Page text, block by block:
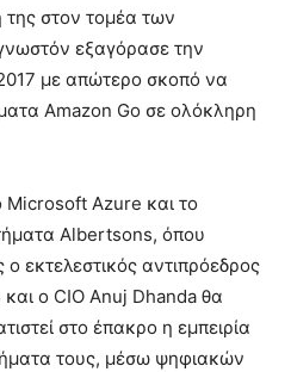
της στον τομέα των
εξαγόρασε την
με απώτερο σκοπό να
Amazon Go σε ολόκληρη
Microsoft Azure και το
Albertsons, όπου
εκτελεστικός αντιπρόεδρος
ο CIO Anuj Dhanda θα
στο έπακρο η εμπειρία
τους, μέσω ψηφιακών